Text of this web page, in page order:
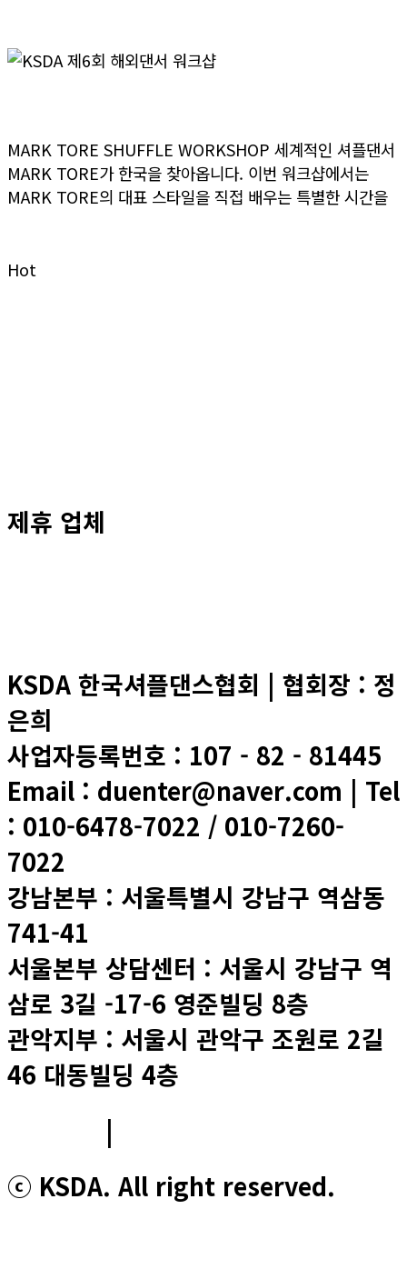
MARK TORE SHUFFLE WORKSHOP 세계적인 셔플댄서
MARK TORE가 한국을 찾아옵니다. 이번 워크샵에서는
MARK TORE의 대표 스타일을 직접 배우는 특별한 시간을
Hot
제휴 업체
KSDA 한국셔플댄스협회 | 협회장 : 정
은희
사업자등록번호 : 107 - 82 - 81445
Email : duenter@naver.com | Tel
: 010-6478-7022 / 010-7260-
7022
강남본부 : 서울특별시 강남구 역삼동
741-41
서울본부 상담센터 : 서울시 강남구 역
삼로 3길 -17-6 영준빌딩 8층
관악지부 : 서울시 관악구 조원로 2길
46 대동빌딩 4층
|
ⓒ KSDA. All right reserved.